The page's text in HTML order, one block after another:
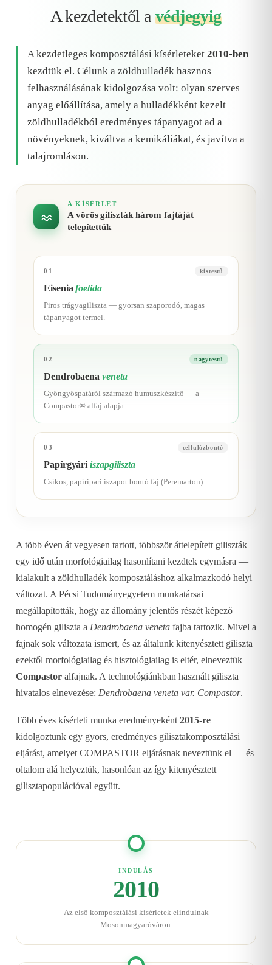
A kezdetektől a védjegyig
A kezdetleges komposztálási kísérleteket 2010-ben
kezdtük el. Célunk a zöldhulladék hasznos
felhasználásának kidolgozása volt: olyan szerves
anyag előállítása, amely a hulladékként kezelt
zöldhulladékból eredményes tápanyagot ad a
növényeknek, kiváltva a kemikáliákat, és javítva a
talajromláson.
A KÍSÉRLET
A vörös giliszták három fajtáját
telepítettük
01 kistestű
Eiseniafoetida
Piros trágyagiliszta — gyorsan szaporodó, magas
tápanyagot termel.
02 nagytestű
Dendrobaenaveneta
Gyöngyöspatáról származó humuszkészítő — a
Compastor® alfaj alapja.
03 cellulózbontó
Papírgyáriiszapgiliszta
Csíkos, papíripari iszapot bontó faj (Peremarton).
A több éven át vegyesen tartott, többször áttelepített giliszták
egy idő után morfológiailag hasonlítani kezdtek egymásra —
kialakult a zöldhulladék komposztáláshoz alkalmazkodó helyi
változat. A Pécsi Tudományegyetem munkatársai
megállapították, hogy az állomány jelentős részét képező
homogén giliszta a Dendrobaena veneta fajba tartozik. Mivel a
fajnak sok változata ismert, és az általunk kitenyésztett giliszta
ezektől morfológiailag és hisztológiailag is eltér, elneveztük
Compastor alfajnak. A technológiánkban használt giliszta
hivatalos elnevezése: Dendrobaena veneta var. Compastor.
Több éves kísérleti munka eredményeként 2015-re
kidolgoztunk egy gyors, eredményes gilisztakomposztálási
eljárást, amelyet COMPASTOR eljárásnak neveztünk el — és
oltalom alá helyeztük, hasonlóan az így kitenyésztett
gilisztapopulációval együtt.
INDULÁS
2010
Az első komposztálási kísérletek elindulnak
Mosonmagyaróváron.